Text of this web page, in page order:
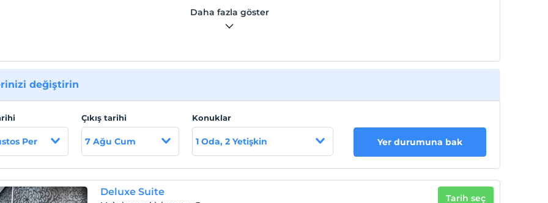
Daha fazla göster
değiştirin
Per
Çıkış tarihi
7 Ağu Cum
Konuklar
1 Oda, 2 Yetişkin Yer durumuna bak
Deluxe Suite
Tarih seç